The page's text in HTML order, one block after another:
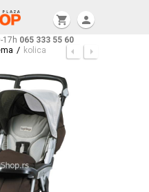
17h 065 333 55 60
shopping_cart person
/ kolica